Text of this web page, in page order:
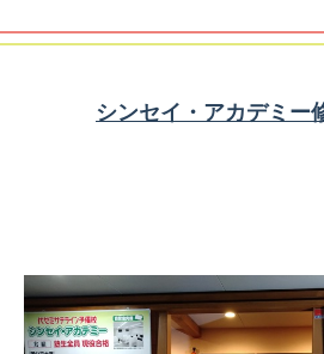
シンセイ・アカデミー